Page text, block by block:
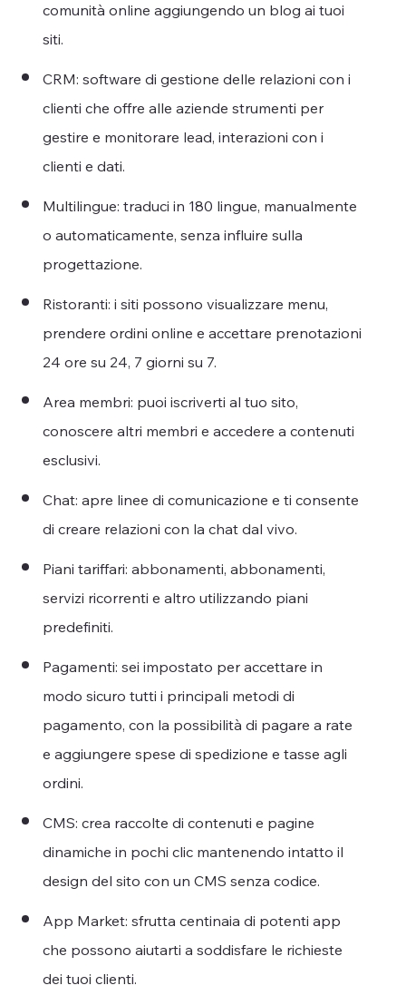
comunità online aggiungendo un blog ai tuoi
siti.
CRM: software di gestione delle relazioni con i
clienti che offre alle aziende strumenti per
gestire e monitorare lead, interazioni con i
clienti e dati.
Multilingue: traduci in 180 lingue, manualmente
o automaticamente, senza influire sulla
progettazione.
Ristoranti: i siti possono visualizzare menu,
prendere ordini online e accettare prenotazioni
24 ore su 24, 7 giorni su 7.
Area membri: puoi iscriverti al tuo sito,
conoscere altri membri e accedere a contenuti
esclusivi.
Chat: apre linee di comunicazione e ti consente
di creare relazioni con la chat dal vivo.
Piani tariffari: abbonamenti, abbonamenti,
servizi ricorrenti e altro utilizzando piani
predefiniti.
Pagamenti: sei impostato per accettare in
modo sicuro tutti i principali metodi di
pagamento, con la possibilità di pagare a rate
e aggiungere spese di spedizione e tasse agli
ordini.
CMS: crea raccolte di contenuti e pagine
dinamiche in pochi clic mantenendo intatto il
design del sito con un CMS senza codice.
App Market: sfrutta centinaia di potenti app
che possono aiutarti a soddisfare le richieste
dei tuoi clienti.